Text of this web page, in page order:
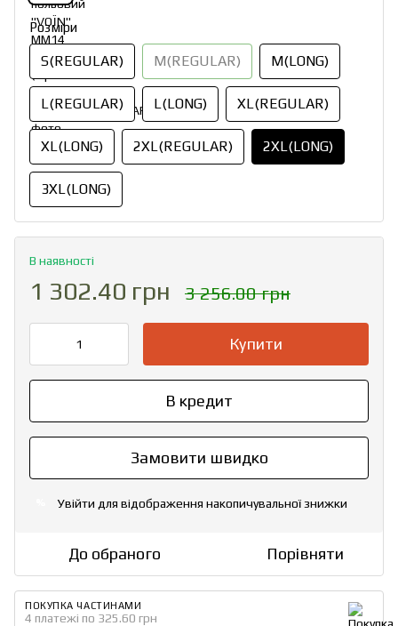
Розміри
S(REGULAR) M(REGULAR) M(LONG)
L(REGULAR) L(LONG) XL(REGULAR)
XL(LONG) 2XL(REGULAR) 2XL(LONG)
3XL(LONG)
В наявності
1 302.40 грн 3 256.00 грн
Купити
В кредит
Замовити швидко
Увійти для відображення накопичувальної знижки
До обраного Порівняти
ПОКУПКА ЧАСТИНАМИ
4 платежі по 325.60 грн